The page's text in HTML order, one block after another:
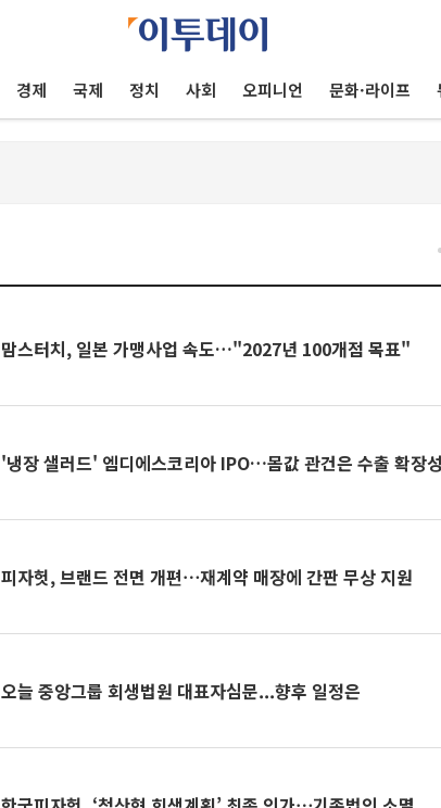
경제 국제 정치 사회 오피니언 문화·라이프
맘스터치, 일본 가맹사업 속도…"2027년 100개점 목표"
'냉장 샐러드' 엠디에스코리아 IPO…몸값 관건은 수출 확장
피자헛, 브랜드 전면 개편⋯재계약 매장에 간판 무상 지원
오늘 중앙그룹 회생법원 대표자심문...향후 일정은